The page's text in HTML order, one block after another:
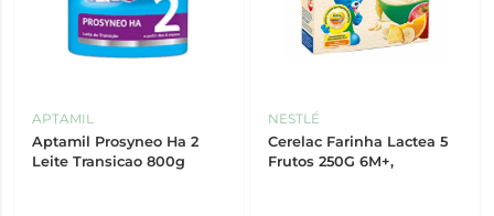
APTAMIL
Aptamil Prosyneo Ha 2
Leite Transicao 800g
NESTLÉ
Cerelac Farinha Lactea 5
Frutos 250G 6M+,